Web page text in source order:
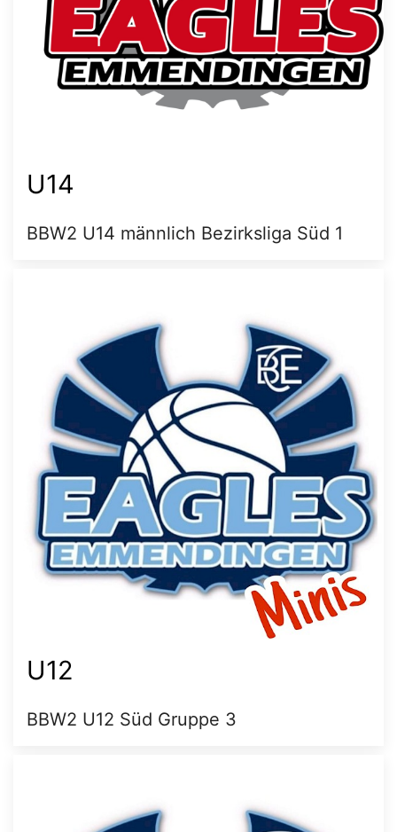
U14
BBW2 U14 männlich Bezirksliga Süd 1
U12
BBW2 U12 Süd Gruppe 3